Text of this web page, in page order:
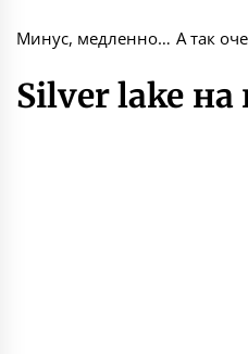
Минус, медленно… А так
Silver lake на